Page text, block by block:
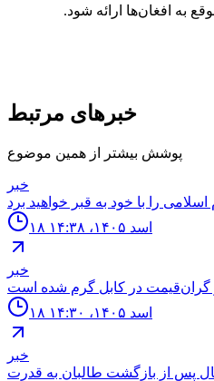
به افغان‌ها ارائه شود.
خبرهای مرتبط
پوشش بیشتر از همین موضوع
خبر
۱۸ اسد ۱۴۰۵، ۱۴:۳۸
خبر
۱۸ اسد ۱۴۰۵، ۱۴:۳۰
خبر